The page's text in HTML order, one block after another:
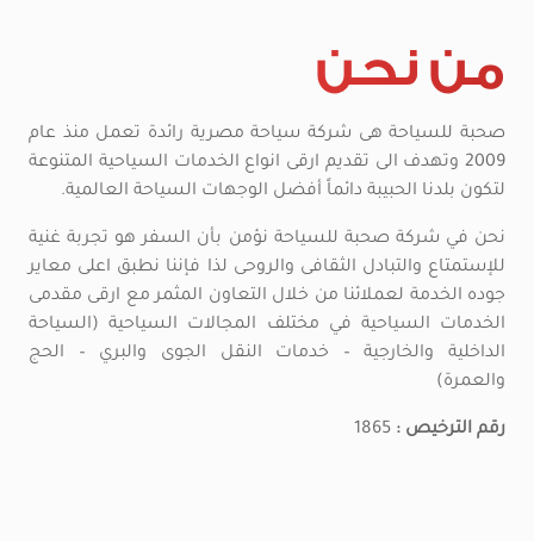
من نحن
صحبة للسياحة هى شركة سياحة مصرية رائدة تعمل منذ عام
2009 وتهدف الى تقديم ارقى انواع الخدمات السياحية المتنوعة
لتكون بلدنا الحبيبة دائماً أفضل الوجهات السياحة العالمية.
نحن في شركة صحبة للسياحة نؤمن بأن السفر هو تجربة غنية
للإستمتاع والتبادل الثقافى والروحى لذا فإننا نطبق اعلى معاير
جوده الخدمة لعملائنا من خلال التعاون المثمر مع ارقى مقدمى
الخدمات السياحية في مختلف المجالات السياحية (السياحة
الداخلية والخارجية – خدمات النقل الجوى والبري – الحج
والعمرة)
رقم الترخيص :